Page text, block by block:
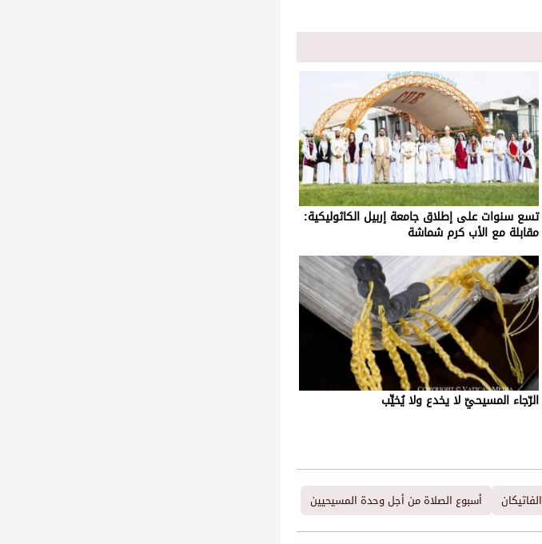
تسع سنوات على إطلاق جامعة إربيل الكاثوليكية:
مقابلة مع الأب كرم شماشة
الرّجاء المسيحيّ لا يخدع ولا يُخيِّب
الفاتيكان أسبوع الصلاة من أجل وحدة المسيحيين